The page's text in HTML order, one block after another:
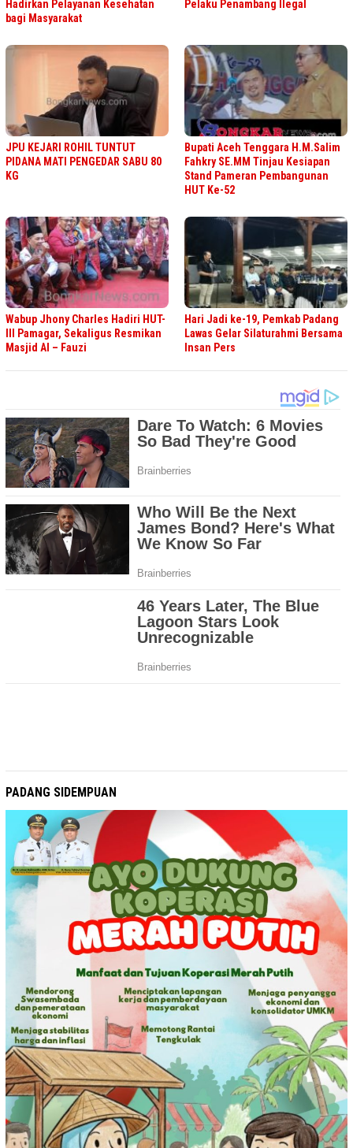
Hadirkan Pelayanan Kesehatan
bagi Masyarakat
Pelaku Penambang Ilegal
JPU KEJARI ROHIL TUNTUT
PIDANA MATI PENGEDAR SABU 80
KG
Bupati Aceh Tenggara H.M.Salim
Fahkry SE.MM Tinjau Kesiapan
Stand Pameran Pembangunan
HUT Ke-52
Wabup Jhony Charles Hadiri HUT-
III Pamagar, Sekaligus Resmikan
Masjid Al – Fauzi
Hari Jadi ke-19, Pemkab Padang
Lawas Gelar Silaturahmi Bersama
Insan Pers
PADANG SIDEMPUAN